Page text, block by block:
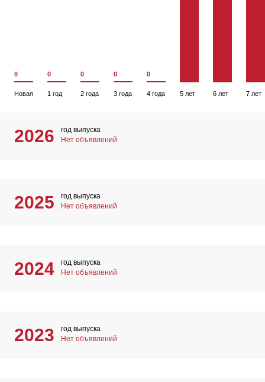
0
Новая
0
1 год
0
2 года
0
3 года
0
4 года 5 лет 6 лет 7 лет
2026
год выпуска
Нет объявлений
2025
год выпуска
Нет объявлений
2024
год выпуска
Нет объявлений
2023
год выпуска
Нет объявлений